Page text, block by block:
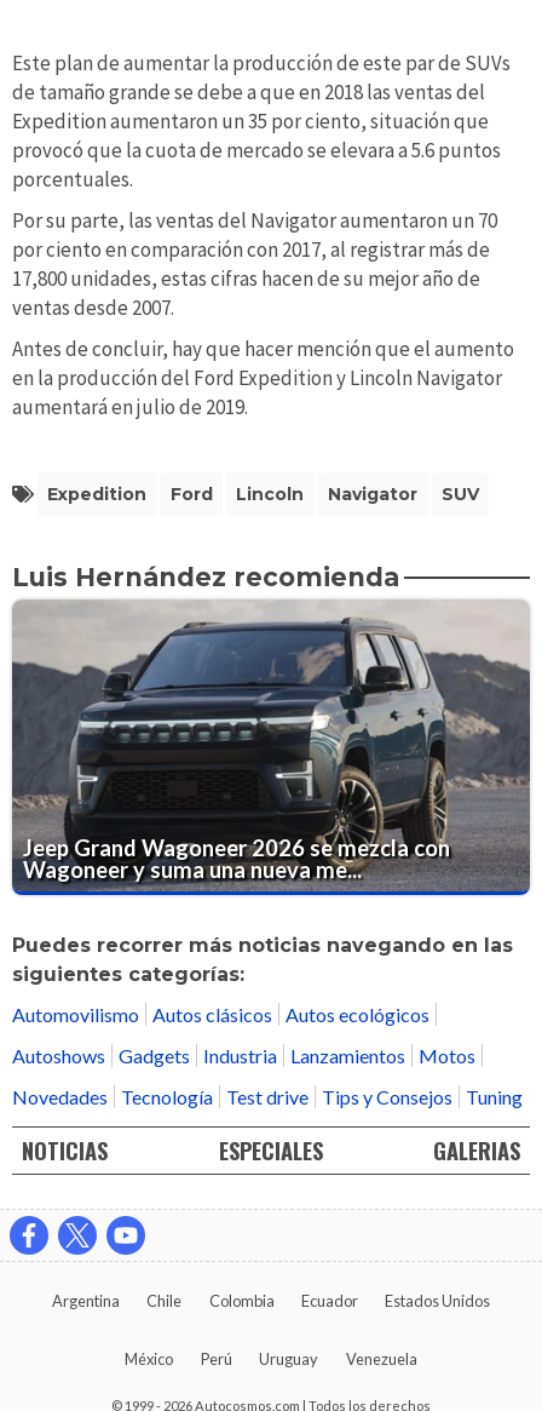
Este plan de aumentar la producción de este par de SUVs
de tamaño grande se debe a que en 2018 las ventas del
Expedition aumentaron un 35 por ciento, situación que
provocó que la cuota de mercado se elevara a 5.6 puntos
porcentuales.
Por su parte, las ventas del Navigator aumentaron un 70
por ciento en comparación con 2017, al registrar más de
17,800 unidades, estas cifras hacen de su mejor año de
ventas desde 2007.
Antes de concluir, hay que hacer mención que el aumento
en la producción del Ford Expedition y Lincoln Navigator
aumentará en julio de 2019.
Expedition Ford Lincoln Navigator SUV
Luis Hernández recomienda
Jeep Grand Wagoneer 2026 se mezcla con
Wagoneer y suma una nueva me...
Puedes recorrer más noticias navegando en las
siguientes categorías:
Automovilismo Autos clásicos
Autos ecológicos
Autoshows
Gadgets Industria Lanzamientos
Motos
Novedades
Tecnología Test drive Tips y Consejos Tuning
NOTICIAS ESPECIALES GALERIAS
Argentina Chile Colombia Ecuador Estados Unidos
México Perú Uruguay Venezuela
© 1999 - 2026 Autocosmos.com | Todos los derechos